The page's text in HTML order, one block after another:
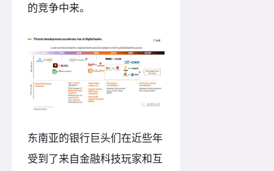
的竞争中来。
东南亚的银行巨头们在近些年
受到了来自金融科技玩家和互